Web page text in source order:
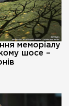
меморіалу
шосе –